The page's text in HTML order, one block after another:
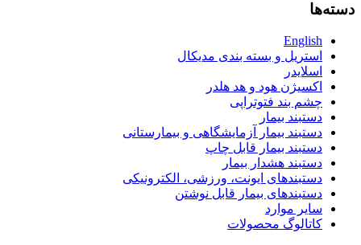
دسته‌ها
English
استریل و بسته بندی مدیکال
اسلایدر
اکسیژن هود و هد هلدر
چشم بند فتوتراپی
دستبند بیمار
دستبند بیمار آزمایشگاهی و بیمارستانی
دستبند بیمار قابل چاپ
دستبند هشدار بیمار
دستبندهای ایونت، ورزشی، الکترونیکی
دستبندهای بیمار قابل نوشتن
سایر موارد
کاتالوگ محصولات